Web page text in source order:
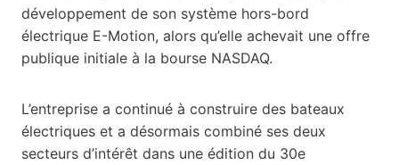
développement de son système hors-bord
électrique E-Motion, alors qu’elle achevait une offre
publique initiale à la bourse NASDAQ.
L’entreprise a continué à construire des bateaux
électriques et a désormais combiné ses deux
secteurs d’intérêt dans une édition du 30e